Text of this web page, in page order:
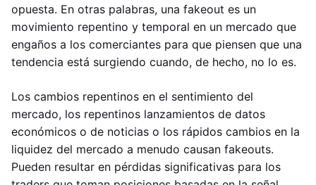
opuesta. En otras palabras, una fakeout es un
movimiento repentino y temporal en un mercado que
engaños a los comerciantes para que piensen que una
tendencia está surgiendo cuando, de hecho, no lo es.
Los cambios repentinos en el sentimiento del
mercado, los repentinos lanzamientos de datos
económicos o de noticias o los rápidos cambios en la
liquidez del mercado a menudo causan fakeouts.
Pueden resultar en pérdidas significativas para los